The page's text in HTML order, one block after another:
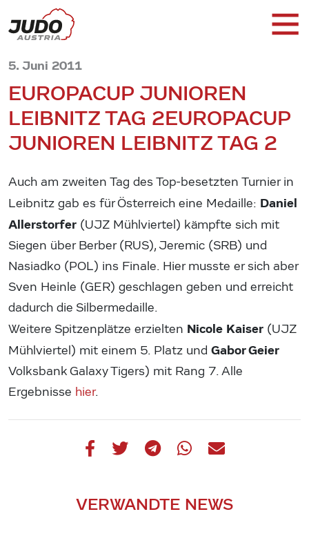
5. Juni 2011
EUROPACUP JUNIOREN
LEIBNITZ TAG 2EUROPACUP
JUNIOREN LEIBNITZ TAG 2
Auch am zweiten Tag des Top-besetzten Turnier in
Leibnitz gab es für Österreich eine Medaille: Daniel
Allerstorfer (UJZ Mühlviertel) kämpfte sich mit
Siegen über Berber (RUS), Jeremic (SRB) und
Nasiadko (POL) ins Finale. Hier musste er sich aber
Sven Heinle (GER) geschlagen geben und erreicht
dadurch die Silbermedaille.
Weitere Spitzenplätze erzielten Nicole Kaiser (UJZ
Mühlviertel) mit einem 5. Platz und Gabor Geier
Volksbank Galaxy Tigers) mit Rang 7. Alle
Ergebnisse hier.
VERWANDTE NEWS